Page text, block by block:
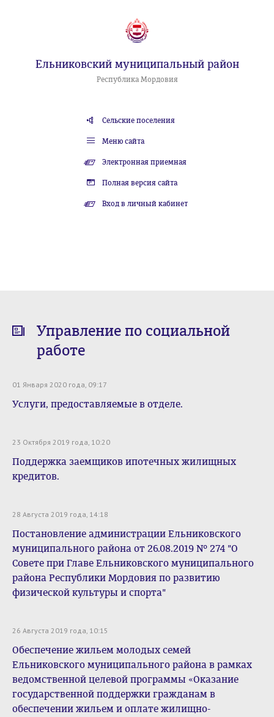
Ельниковский муниципальный район
Республика Мордовия
Сельские поселения
Меню сайта
Электронная приемная
Полная версия сайта
Вход в личный кабинет
Управление по социальной
работе
01 Января 2020 года, 09:17
Услуги, предоставляемые в отделе.
23 Октября 2019 года, 10:20
Поддержка заемщиков ипотечных жилищных
кредитов.
28 Августа 2019 года, 14:18
Постановление администрации Ельниковского
муниципального района от 26.08.2019 № 274 "О
Совете при Главе Ельниковского муниципального
района Республики Мордовия по развитию
физической культуры и спорта"
26 Августа 2019 года, 10:15
Обеспечение жильем молодых семей
Ельниковского муниципального района в рамках
ведомственной целевой программы «Оказание
государственной поддержки гражданам в
обеспечении жильем и оплате жилищно-